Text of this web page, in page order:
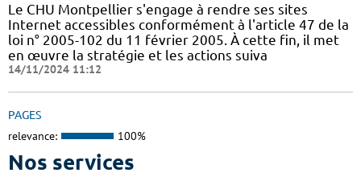
Le CHU Montpellier s'engage à rendre ses sites
Internet accessibles conformément à l'article 47 de la
loi n° 2005-102 du 11 février 2005. À cette fin, il met
en œuvre la stratégie et les actions suiva
14/11/2024 11:12
PAGES
relevance: 100%
Nos services